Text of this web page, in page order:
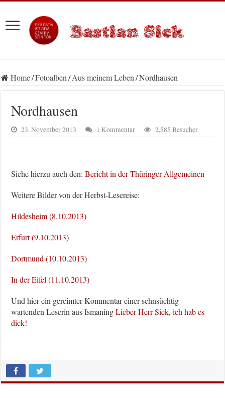
Home/Fotoalben/Aus meinem Leben/Nordhausen
Nordhausen
23. November 2013 1 Kommentar 2,585 Besucher
Siehe hierzu auch den:Bericht in der Thüringer Allgemeinen
Weitere Bilder von der Herbst-Lesereise:
Hildesheim (8.10.2013)
Erfurt (9.10.2013)
Dortmund (10.10.2013)
In der Eifel (11.10.2013)
Und hier ein gereimter Kommentar einer sehnsüchtig
wartenden Leserin aus IsmaningLieber Herr Sick, ich hab es
dick!